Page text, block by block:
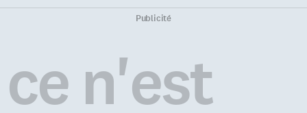
Publicité
ce n'est